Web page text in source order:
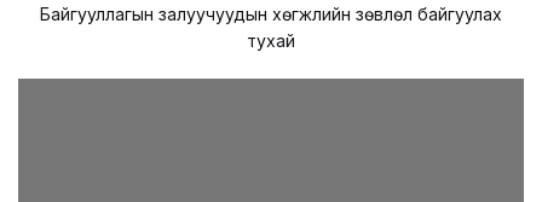
Байгууллагын залуучуудын хөгжлийн зөвлөл байгуулах
тухай